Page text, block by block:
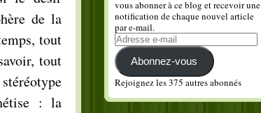
de la
tout
tout
: la
vous abonner à ce blog et recevoir une
notification de chaque nouvel article
par e-mail.
Adresse
e-
mail Abonnez-vous
Rejoignez les 375 autres abonnés